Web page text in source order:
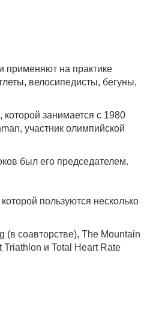
применяют на практике
велосипедисты, бегуны,
занимается с 1980
участник олимпийской
был его председателем.
пользуются несколько
соавторстве), The Mountain
Triathlon и Total Heart Rate